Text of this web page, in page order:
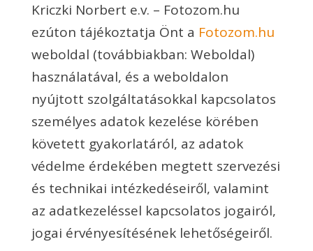
Kriczki Norbert e.v. – Fotozom.hu
ezúton tájékoztatja Önt a Fotozom.hu
weboldal (továbbiakban: Weboldal)
használatával, és a weboldalon
nyújtott szolgáltatásokkal kapcsolatos
személyes adatok kezelése körében
követett gyakorlatáról, az adatok
védelme érdekében megtett szervezési
és technikai intézkedéseiről, valamint
az adatkezeléssel kapcsolatos jogairól,
jogai érvényesítésének lehetőségeiről.